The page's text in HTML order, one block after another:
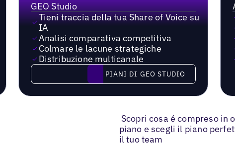
GEO Studio
Tieni traccia della tua Share of Voice su
IA
Analisi comparativa competitiva
Colmare le lacune strategiche
Distribuzione multicanale
PIANI DI GEO STUDIOPIANI DI GEO STUDIO
Scopri cosa é compreso in
piano e scegli il piano
il tuo team